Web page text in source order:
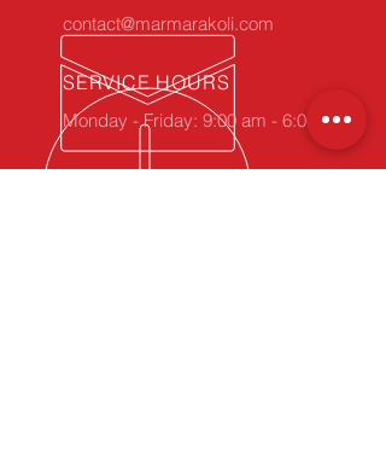
contact@marmarakoli.com
SERVICE HOURS
Monday - Friday: 9:00 am - 6:00 pm